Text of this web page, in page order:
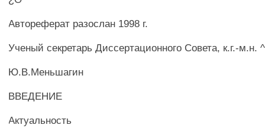
Автореферат разослан 1998 г.
Ученый секретарь Диссертационного Совета, к.г.-м.н. ^
Ю.В.Меньшагин
ВВЕДЕНИЕ
Актуальность